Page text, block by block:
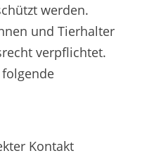
werden.
und Tierhalter
verpflichtet.
Kontakt